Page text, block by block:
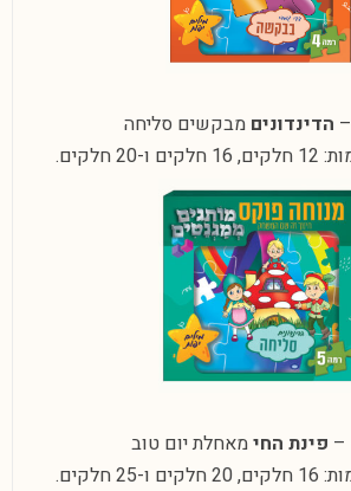
– הדינדונים מבקשים סליחה
– פינת החימאחלת יום טוב